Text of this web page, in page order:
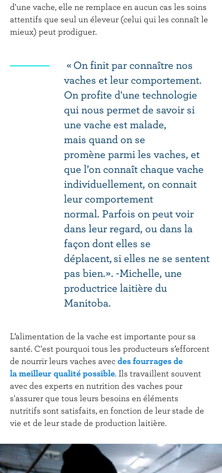
d'une vache, elle ne remplace en aucun cas les soins
attentifs que seul un éleveur (celui qui les connaît le
mieux) peut prodiguer.
« On finit par connaître nos
vaches et leur comportement.
On profite d'une technologie
qui nous permet de savoir si
une vache est malade,
mais quand on se
promène parmi les vaches, et
que l’on connaît chaque vache
individuellement, on connait
leur comportement
normal. Parfois on peut voir
dans leur regard, ou dans la
façon dont elles se
déplacent, si elles ne se sentent
pas bien.». -Michelle, une
productrice laitière du
Manitoba.
L’alimentation de la vache est importante pour sa
santé. C'est pourquoi tous les producteurs s’efforcent
de nourrir leurs vaches avecdes fourrages de
la meilleur qualité possible. Ils travaillent souvent
avec des experts en nutrition des vaches pour
s'assurer que tous leurs besoins en éléments
nutritifs sont satisfaits, en fonction de leur stade de
vie et de leur stade de production laitière.